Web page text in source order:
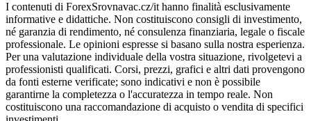
I contenuti di ForexSrovnavac.cz/it hanno finalità esclusivamente
informative e didattiche. Non costituiscono consigli di investimento,
né garanzia di rendimento, né consulenza finanziaria, legale o fiscale
professionale. Le opinioni espresse si basano sulla nostra esperienza.
Per una valutazione individuale della vostra situazione, rivolgetevi a
professionisti qualificati. Corsi, prezzi, grafici e altri dati provengono
da fonti esterne verificate; sono indicativi e non è possibile
garantirne la completezza o l'accuratezza in tempo reale. Non
costituiscono una raccomandazione di acquisto o vendita di specifici